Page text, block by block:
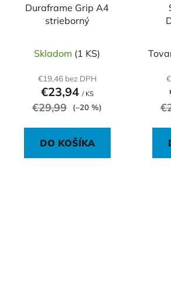
Duraframe Grip A4
strieborný
Skladom (1 KS)
€19,46 bez DPH
€23,94 / KS
€29,99 (–20 %)
DO KOŠÍKA